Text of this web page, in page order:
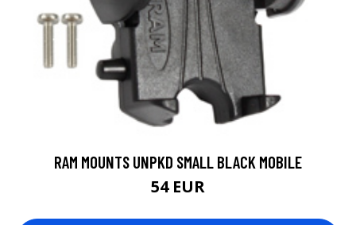
RAM MOUNTS UNPKD SMALL BLACK MOBILE
54 EUR